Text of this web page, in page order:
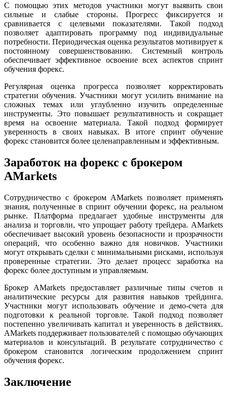
С помощью этих методов участники могут выявить свои
сильные и слабые стороны. Прогресс фиксируется и
сравнивается с целевыми показателями. Такой подход
позволяет адаптировать программу под индивидуальные
потребности. Периодическая оценка результатов мотивирует к
постоянному совершенствованию. Системный контроль
обеспечивает эффективное освоение всех аспектов спринт
обучения форекс.
Регулярная оценка прогресса позволяет корректировать
стратегии обучения. Участники могут усилить внимание на
сложных темах или углубленно изучить определенные
инструменты. Это повышает результативность и сокращает
время на освоение материала. Такой подход формирует
уверенность в своих навыках. В итоге спринт обучение
форекс становится более целенаправленным и эффективным.
Заработок на форекс с брокером
AMarkets
Сотрудничество с брокером AMarkets позволяет применять
знания, полученные в спринт обучении форекс, на реальном
рынке. Платформа предлагает удобные инструменты для
анализа и торговли, что упрощает работу трейдера. AMarkets
обеспечивает высокий уровень безопасности и прозрачности
операций, что особенно важно для новичков. Участники
могут открывать сделки с минимальными рисками, используя
проверенные стратегии. Это делает процесс заработка на
форекс более доступным и управляемым.
Брокер AMarkets предоставляет различные типы счетов и
аналитические ресурсы для развития навыков трейдинга.
Участники могут использовать обучение и демо-счета для
подготовки к реальной торговле. Такой подход позволяет
постепенно увеличивать капитал и уверенность в действиях.
AMarkets поддерживает пользователей с помощью обучающих
материалов и консультаций. В результате сотрудничество с
брокером становится логическим продолжением спринт
обучения форекс.
Заключение